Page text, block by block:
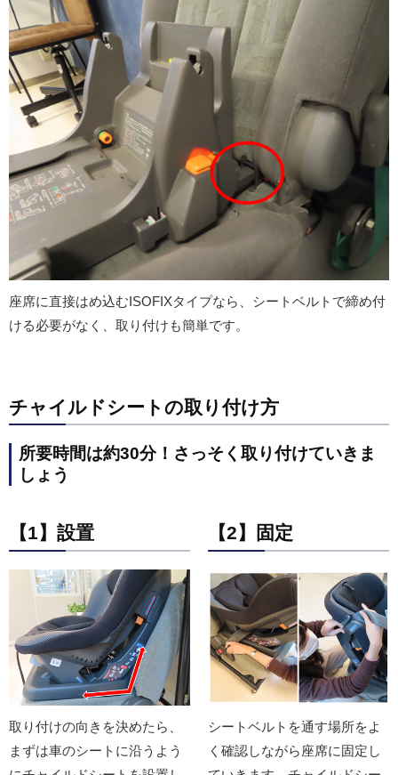
座席に直接はめ込むISOFIXタイプなら、シートベルトで締め付
ける必要がなく、取り付けも簡単です。
チャイルドシートの取り付け方
所要時間は約30分！さっそく取り付けていきま
しょう
【1】設置
取り付けの向きを決めたら、
まずは車のシートに沿うよう
【2】固定
シートベルトを通す場所をよ
く確認しながら座席に固定し